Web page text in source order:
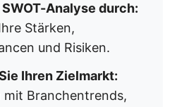
Analyse durch:
Stärken,
und Risiken.
Ihren Zielmarkt:
mit Branchentrends,